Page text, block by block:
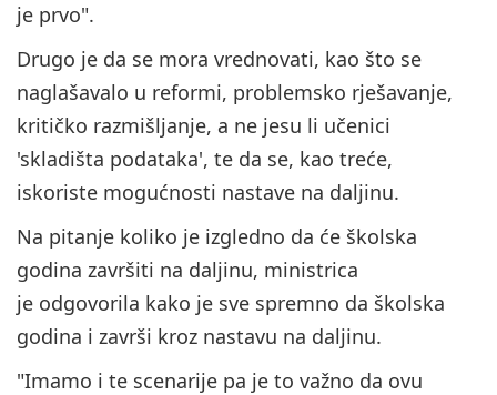
je prvo".
Drugo je da se mora vrednovati, kao što se
naglašavalo u reformi, problemsko rješavanje,
kritičko razmišljanje, a ne jesu li učenici
'skladišta podataka', te da se, kao treće,
iskoriste mogućnosti nastave na daljinu.
Na pitanje koliko je izgledno da će školska
godina završiti na daljinu, ministrica
je odgovorila kako je sve spremno da školska
godina i završi kroz nastavu na daljinu.
"Imamo i te scenarije pa je to važno da ovu